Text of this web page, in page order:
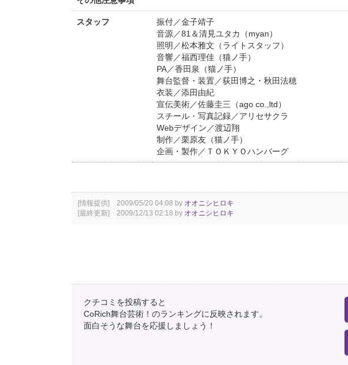
スタッフ
振付／金子靖子
音源／81＆清見ユタカ（myan）
照明／松本雅文（ライトスタッフ）
音響／福西理佳（猫ノ手）
PA／香田泉（猫ノ手）
舞台監督・装置／荻田博之・秋田法穂
衣装／添田由紀
宣伝美術／佐藤圭三（ago co.,ltd）
スチール・写真記録／アリセサクラ
Webデザイン／渡辺翔
制作／栗原友（猫ノ手）
企画・製作／ＴＯＫＹＯハンバーグ
[情報提供] 2009/05/20 04:08 by オオニシヒロキ
[最終更新] 2009/12/13 02:18 by オオニシヒロキ
クチコミを投稿すると
CoRich舞台芸術！のランキングに反映されます。
面白そうな舞台を応援しましょう！